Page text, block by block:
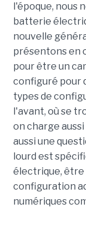
l'époque, nous
batterie
nouvelle
présentons en
pour être un
configuré pour
types de
l'avant, où se
on charge
aussi une
lourd est
électrique,
configuration
numériques